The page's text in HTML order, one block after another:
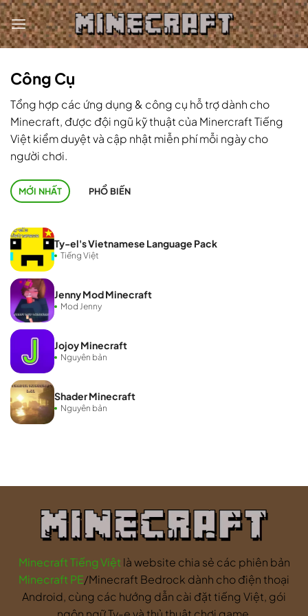
Bỏ
qua
nội
Công Cụ
Tổng hợp các ứng dụng & công cụ hỗ trợ dành cho
Minecraft, được đội ngũ kỹ thuật của Minercraft Tiếng
Việt kiểm duyệt và cập nhật miễn phí mỗi ngày cho
người chơi.
MỚI NHẤT PHỔ BIẾN
Ty-el's Vietnamese Language Pack
Tiếng Việt
Jenny Mod Minecraft
Mod Jenny
Jojoy Minecraft
Nguyên bản
Shader Minecraft
Nguyên bản
Minecraft Tiếng Việt là website chia sẻ các phiên bản
Minecraft PE/Minecraft Bedrock dành cho điện thoại
Android, cùng các hướng dẫn cài đặt tiếng Việt, gói